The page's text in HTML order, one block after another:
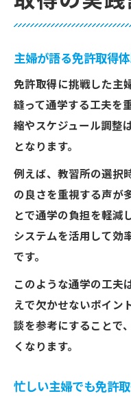
主婦が語る免許取得
免許取得に挑戦した主
縫って通学する工夫を
縮やスケジュール調整
となります。
例えば、教習所の選択
の良さを重視する声が
とで通学の負担を軽減
システムを活用して効
です。
このような通学の工夫
えで欠かせないポイン
談を参考にすることで
くなります。
忙しい主婦でも免許